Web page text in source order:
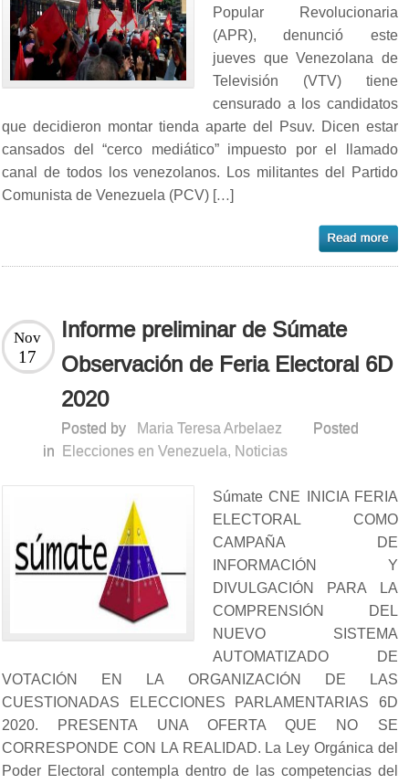
Popular Revolucionaria
(APR), denunció este
jueves que Venezolana de
Televisión (VTV) tiene
censurado a los candidatos
que decidieron montar tienda aparte del Psuv. Dicen estar
cansados del “cerco mediático” impuesto por el llamado
canal de todos los venezolanos. Los militantes del Partido
Comunista de Venezuela (PCV) […]
Informe preliminar de Súmate
Observación de Feria Electoral 6D
2020
Nov
17
Posted by Maria Teresa Arbelaez
Posted
in
Elecciones en Venezuela, Noticias
Súmate CNE INICIA FERIA
ELECTORAL COMO
CAMPAÑA DE
INFORMACIÓN Y
DIVULGACIÓN PARA LA
COMPRENSIÓN DEL
NUEVO SISTEMA
AUTOMATIZADO DE
VOTACIÓN EN LA ORGANIZACIÓN DE LAS
CUESTIONADAS ELECCIONES PARLAMENTARIAS 6D
2020. PRESENTA UNA OFERTA QUE NO SE
CORRESPONDE CON LA REALIDAD. La Ley Orgánica del
Poder Electoral contempla dentro de las competencias del